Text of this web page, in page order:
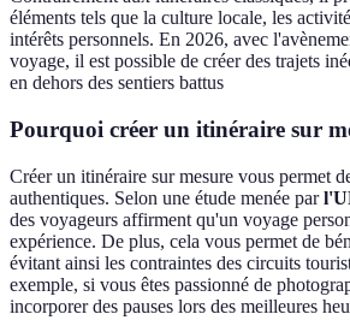
éléments tels que la culture locale, les
intérêts personnels. En 2026, avec
voyage, il est possible de créer des trajets
en dehors des sentiers battus
Pourquoi créer un itinéraire sur
Créer un itinéraire sur mesure vous permet
authentiques. Selon une étude menée par
des voyageurs affirment qu'un voyage
expérience. De plus, cela vous permet de
évitant ainsi les contraintes des circuits
exemple, si vous êtes passionné de
incorporer des pauses lors des meilleures